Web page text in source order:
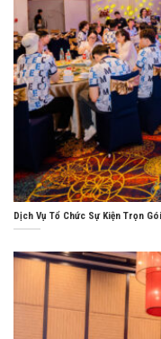
Dịch Vụ Tổ Chức Sự Kiện Trọn